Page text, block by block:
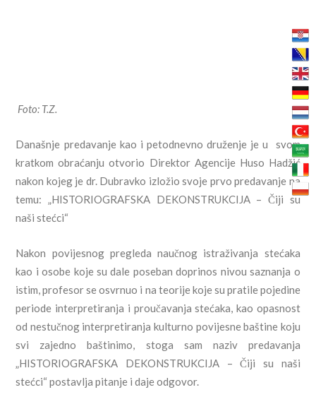
Foto: T.Z.
Današnje predavanje kao i petodnevno druženje je u svom
kratkom obraćanju otvorio Direktor Agencije Huso Hadžić
nakon kojeg je dr. Dubravko izložio svoje prvo predavanje na
temu: „HISTORIOGRAFSKA DEKONSTRUKCIJA – Čiji su
naši stećci“
Nakon povijesnog pregleda naučnog istraživanja stećaka
kao i osobe koje su dale poseban doprinos nivou saznanja o
istim, profesor se osvrnuo i na teorije koje su pratile pojedine
periode interpretiranja i proučavanja stećaka, kao opasnost
od nestučnog interpretiranja kulturno povijesne baštine koju
svi zajedno baštinimo, stoga sam naziv predavanja
„HISTORIOGRAFSKA DEKONSTRUKCIJA – Čiji su naši
stećci“ postavlja pitanje i daje odgovor.